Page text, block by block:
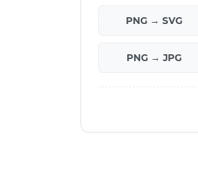
PNG → SVG
PNG → JPG